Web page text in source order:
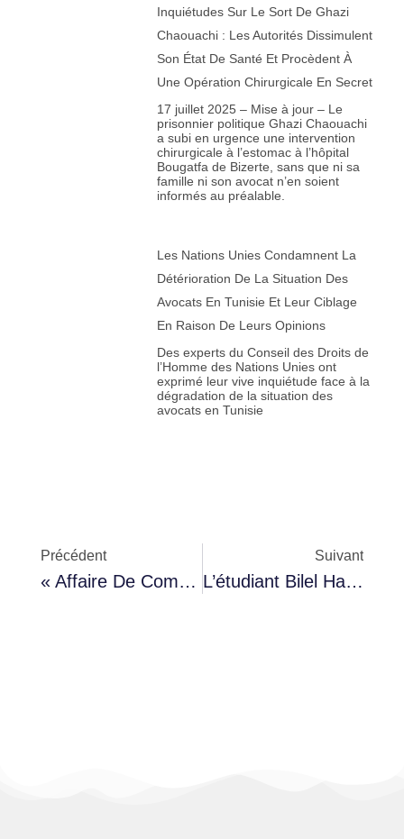
Inquiétudes Sur Le Sort De Ghazi
Chaouachi : Les Autorités Dissimulent
Son État De Santé Et Procèdent À
Une Opération Chirurgicale En Secret
17 juillet 2025 – Mise à jour – Le
prisonnier politique Ghazi Chaouachi
a subi en urgence une intervention
chirurgicale à l’estomac à l’hôpital
Bougatfa de Bizerte, sans que ni sa
famille ni son avocat n’en soient
informés au préalable.
Les Nations Unies Condamnent La
Détérioration De La Situation Des
Avocats En Tunisie Et Leur Ciblage
En Raison De Leurs Opinions
Des experts du Conseil des Droits de
l’Homme des Nations Unies ont
exprimé leur vive inquiétude face à la
dégradation de la situation des
avocats en Tunisie
Précédent
« Affaire De Complot 2 » : Audience Reportée Au 27 Mai En Raison De Violations Juridiques Et D’accusations Infondées
Suivant
L’étudiant Bilel Habhab Arrêté Pour Un Tag Pro-Palestine : Criminalisation Des Expressions De Solidarité Dans L’espace Public